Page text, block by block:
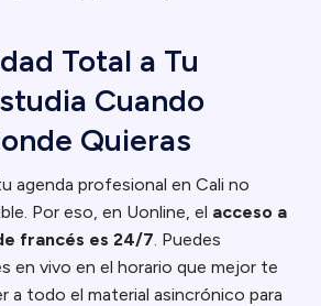
Total a Tu
Cuando
Quieras
agenda profesional en Cali no
Por eso, en Uonline, el acceso a
francés es 24/7. Puedes
en vivo en el horario que mejor te
a todo el material asincrónico para